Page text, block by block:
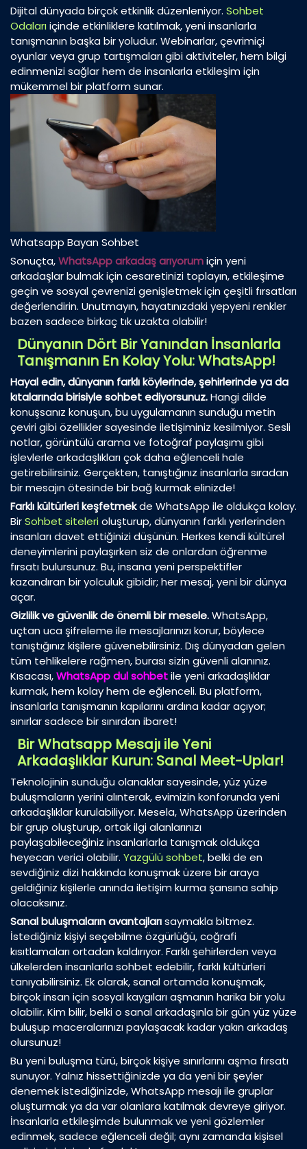
Dijital dünyada birçok etkinlik düzenleniyor. Sohbet
Odalarıiçinde etkinliklere katılmak, yeni insanlarla
tanışmanın başka bir yoludur. Webinarlar, çevrimiçi
oyunlar veya grup tartışmaları gibi aktiviteler, hem bilgi
edinmenizi sağlar hem de insanlarla etkileşim için
mükemmel bir platform sunar.
Whatsapp Bayan Sohbet
Sonuçta,WhatsApp arkadaş arıyorumiçin yeni
arkadaşlar bulmak için cesaretinizi toplayın, etkileşime
geçin ve sosyal çevrenizi genişletmek için çeşitli fırsatları
değerlendirin. Unutmayın, hayatınızdaki yepyeni renkler
bazen sadece birkaç tık uzakta olabilir!
Dünyanın Dört Bir Yanından İnsanlarla
Tanışmanın En Kolay Yolu: WhatsApp!
Hayal edin, dünyanın farklı köylerinde, şehirlerinde ya da
kıtalarında birisiyle sohbet ediyorsunuz.Hangi dilde
konuşsanız konuşun, bu uygulamanın sunduğu metin
çeviri gibi özellikler sayesinde iletişiminiz kesilmiyor. Sesli
notlar, görüntülü arama ve fotoğraf paylaşımı gibi
işlevlerle arkadaşlıkları çok daha eğlenceli hale
getirebilirsiniz. Gerçekten, tanıştığınız insanlarla sıradan
bir mesajın ötesinde bir bağ kurmak elinizde!
Farklı kültürleri keşfetmekde WhatsApp ile oldukça kolay.
BirSohbet sitelerioluşturup, dünyanın farklı yerlerinden
insanları davet ettiğinizi düşünün. Herkes kendi kültürel
deneyimlerini paylaşırken siz de onlardan öğrenme
fırsatı bulursunuz. Bu, insana yeni perspektifler
kazandıran bir yolculuk gibidir; her mesaj, yeni bir dünya
açar.
Gizlilik ve güvenlik de önemli bir mesele.WhatsApp,
uçtan uca şifreleme ile mesajlarınızı korur, böylece
tanıştığınız kişilere güvenebilirsiniz. Dış dünyadan gelen
tüm tehlikelere rağmen, burası sizin güvenli alanınız.
Kısacası,WhatsApp dul sohbetile yeni arkadaşlıklar
kurmak, hem kolay hem de eğlenceli. Bu platform,
insanlarla tanışmanın kapılarını ardına kadar açıyor;
sınırlar sadece bir sınırdan ibaret!
Bir Whatsapp Mesajı ile Yeni
Arkadaşlıklar Kurun: Sanal Meet-Uplar!
Teknolojinin sunduğu olanaklar sayesinde, yüz yüze
buluşmaların yerini alınterak, evimizin konforunda yeni
arkadaşlıklar kurulabiliyor. Mesela, WhatsApp üzerinden
bir grup oluşturup, ortak ilgi alanlarınızı
paylaşabileceğiniz insanlarlarla tanışmak oldukça
heyecan verici olabilir. Yazgülü sohbet, belki de en
sevdiğiniz dizi hakkında konuşmak üzere bir araya
geldiğiniz kişilerle anında iletişim kurma şansına sahip
olacaksınız.
Sanal buluşmaların avantajlarısaymakla bitmez.
İstediğiniz kişiyi seçebilme özgürlüğü, coğrafi
kısıtlamaları ortadan kaldırıyor. Farklı şehirlerden veya
ülkelerden insanlarla sohbet edebilir, farklı kültürleri
tanıyabilirsiniz. Ek olarak, sanal ortamda konuşmak,
birçok insan için sosyal kaygıları aşmanın harika bir yolu
olabilir. Kim bilir, belki o sanal arkadaşınla bir gün yüz yüze
buluşup maceralarınızı paylaşacak kadar yakın arkadaş
olursunuz!
Bu yeni buluşma türü, birçok kişiye sınırlarını aşma fırsatı
sunuyor. Yalnız hissettiğinizde ya da yeni bir şeyler
denemek istediğinizde, WhatsApp mesajı ile gruplar
oluşturmak ya da var olanlara katılmak devreye giriyor.
İnsanlarla etkileşimde bulunmak ve yeni gözlemler
edinmek, sadece eğlenceli değil; aynı zamanda kişisel